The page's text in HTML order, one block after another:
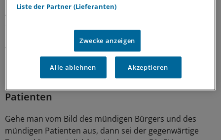
Als überaus schwierig und umstritten gilt das Vorhaben
Patienten über rezeptpflichtige Arzneimittel zu
verbessern. Dabei geht es primär um den Zugang zu
Informationen von Arzneimittelherstellern.
Patienten
Gehe man vom Bild des mündigen Bürgers und des
mündigen Patienten aus, dann sei der gegenwärtige
Liste der Partner (Lieferanten)
Zwecke anzeigen
Alle ablehnen Akzeptieren